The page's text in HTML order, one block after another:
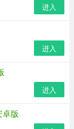
进入
进入
进入
版